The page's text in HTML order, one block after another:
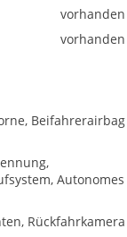
vorhanden
vorhanden
Beifahrerairbag
Autonomes
Rückfahrkamera